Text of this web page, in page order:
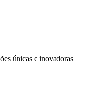
únicas e inovadoras,